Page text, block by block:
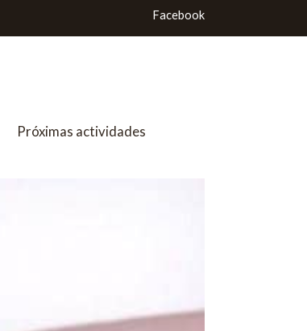
Facebook
Próximas actividades